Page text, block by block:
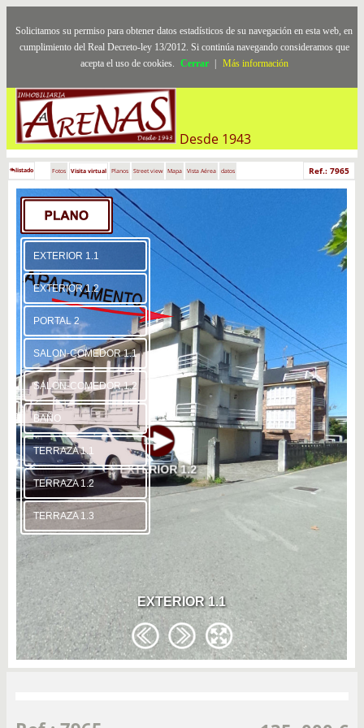
Solicitamos su permiso para obtener datos estadísticos de su navegación en esta web, en
cumplimiento del Real Decreto-ley 13/2012. Si continúa navegando consideramos que
acepta el uso de cookies. Cerrar Más información
Desde 1943
listado Fotos Visita virtual Planos Street view Mapa Vista Aérea datos Ref.: 7965